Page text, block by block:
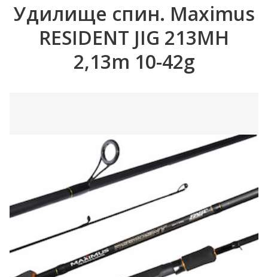
Удилище спин. Maximus
RESIDENT JIG 213MH
2,13m 10-42g